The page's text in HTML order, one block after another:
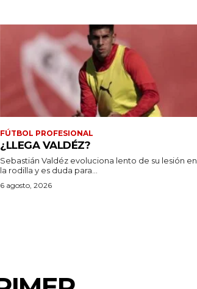
FÚTBOL PROFESIONAL
¿LLEGA VALDÉZ?
Sebastián Valdéz evoluciona lento de su lesión en
la rodilla y es duda para...
6 agosto, 2026